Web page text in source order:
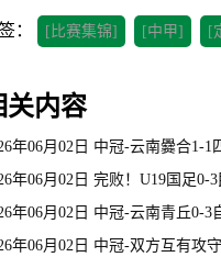
： [比赛集锦] [中甲] [
关内容
年06月02日 中冠-云南爨合1-
年06月02日 完败！U19国足0-
年06月02日 中冠-云南青丘0-3
年06月02日 中冠-双方互有攻